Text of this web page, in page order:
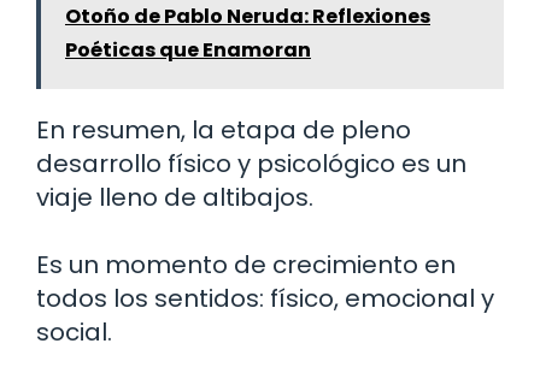
Otoño de Pablo Neruda: Reflexiones
Poéticas que Enamoran
En resumen, la etapa de pleno
desarrollo físico y psicológico es un
viaje lleno de altibajos.
Es un momento de crecimiento en
todos los sentidos: físico, emocional y
social.